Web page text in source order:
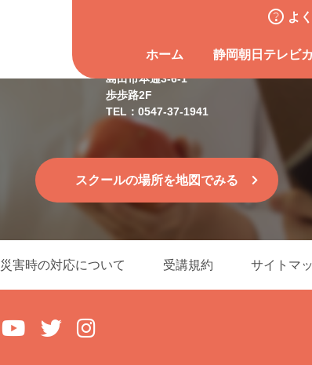
よ
ホーム 静岡朝日テレビ
島田スクール
島田市本通3-6-1
歩歩路2F
TEL：0547-37-1941
スクールの場所を地図でみる
災害時の対応について 受講規約 サイトマ